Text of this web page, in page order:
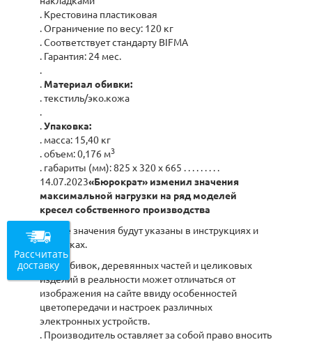
. Крестовина пластиковая
. Ограничение по весу: 120 кг
. Соответствует стандарту BIFMA
. Гарантия: 24 мес.
.
. Материал обивки:
. текстиль/эко.кожа
.
.Упаковка:
. масса: 15,40 кг
. объем: 0,176 м3
. габариты (мм): 825 x 320 x 665 . . . . . . . . .
14.07.2023«Бюрократ» изменил значения
максимальной нагрузки на ряд моделей
кресел собственного производства
Новые значения будут указаны в инструкциях и
этикетках.
Цвет обивок, деревянных частей и целиковых
изделий в реальности может отличаться от
изображения на сайте ввиду особенностей
цветопередачи и настроек различных
электронных устройств.
. Производитель оставляет за собой право вносить
Рассчитать
доставку